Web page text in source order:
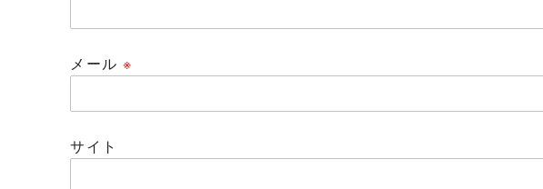
メール※
サイト